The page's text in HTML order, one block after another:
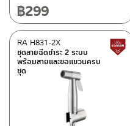
สแตนเลสด้าน
สแตนเลสเงา
ดำ(1)
BEN-fittings
฿299
ชุดสายฉีดชำระ 2 ระบบ
พร้อมสายและขอแขวนครบ
ชุด
RA H831-2X